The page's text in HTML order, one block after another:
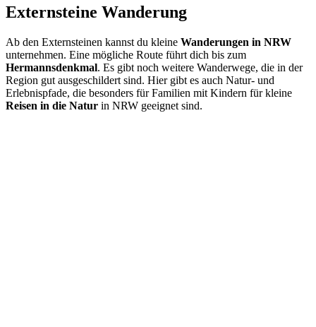
Externsteine Wanderung
Ab den Externsteinen kannst du kleine Wanderungen in NRW
unternehmen. Eine mögliche Route führt dich bis zum
Hermannsdenkmal. Es gibt noch weitere Wanderwege, die in der
Region gut ausgeschildert sind. Hier gibt es auch Natur- und
Erlebnispfade, die besonders für Familien mit Kindern für kleine
Reisen in die Natur in NRW geeignet sind.